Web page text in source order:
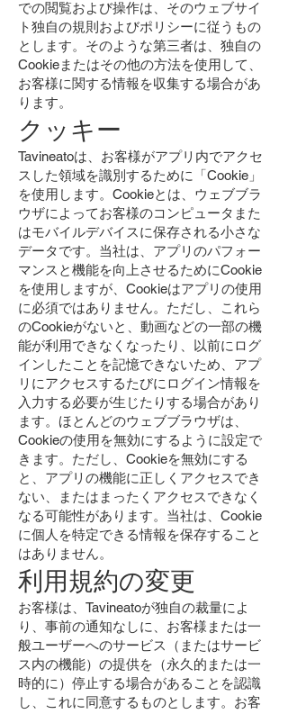
での閲覧および操作は、そのウェブサイ
ト独自の規則およびポリシーに従うもの
とします。そのような第三者は、独自の
Cookieまたはその他の方法を使用して、
お客様に関する情報を収集する場合があ
ります。
クッキー
Tavineatoは、お客様がアプリ内でアクセ
スした領域を識別するために「Cookie」
を使用します。Cookieとは、ウェブブラ
ウザによってお客様のコンピュータまた
はモバイルデバイスに保存される小さな
データです。当社は、アプリのパフォー
マンスと機能を向上させるためにCookie
を使用しますが、Cookieはアプリの使用
に必須ではありません。ただし、これら
のCookieがないと、動画などの一部の機
能が利用できなくなったり、以前にログ
インしたことを記憶できないため、アプ
リにアクセスするたびにログイン情報を
入力する必要が生じたりする場合があり
ます。ほとんどのウェブブラウザは、
Cookieの使用を無効にするように設定で
きます。ただし、Cookieを無効にする
と、アプリの機能に正しくアクセスでき
ない、またはまったくアクセスできなく
なる可能性があります。当社は、Cookie
に個人を特定できる情報を保存すること
はありません。
利用規約の変更
お客様は、Tavineatoが独自の裁量によ
り、事前の通知なしに、お客様または一
般ユーザーへのサービス（またはサービ
ス内の機能）の提供を（永久的または一
時的に）停止する場合があることを認識
し、これに同意するものとします。お客